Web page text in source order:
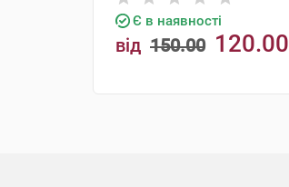
Є в наявності
від 150.00 120.00